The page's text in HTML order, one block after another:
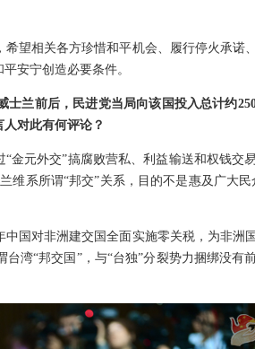
望相关各方珍惜和平机会、履行停火承诺
安宁创造必要条件。
兰前后，民进党当局向该国投入总计约
对此有何评论？
金元外交”搞腐败营私、利益输送和权钱交
维系所谓“邦交”关系，目的不是惠及广大
国对非洲建交国全面实施零关税，为非洲
湾“邦交国”，与“台独”分裂势力捆绑没有